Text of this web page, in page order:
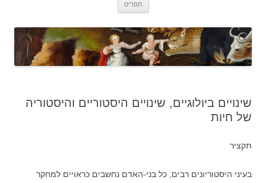
תפריט
שינויים ביולוגיים, שינויים היסטוריים והיסטוריה
של חיות
תקציר
בעיני היסטוריונים רבים, כל בני-האדם נחשבים כראויים למחקר